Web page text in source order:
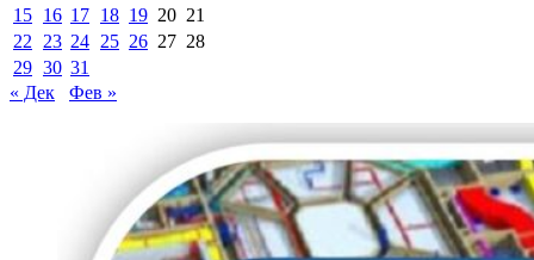
15 16 17 18 19 20 21
22
23 24 25 26 27 28
29 30 31
« Дек
Фев »